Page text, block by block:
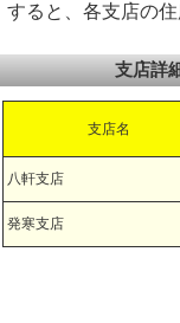
すると、各支店の
支店詳
支店名
八軒支店
発寒支店